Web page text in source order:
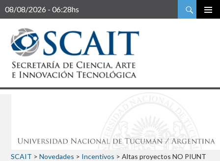
08/08/2026 - 06:28hs
Buscar
SCAIT > Novedades > Incentivos > Altas proyectos NO PIUNT